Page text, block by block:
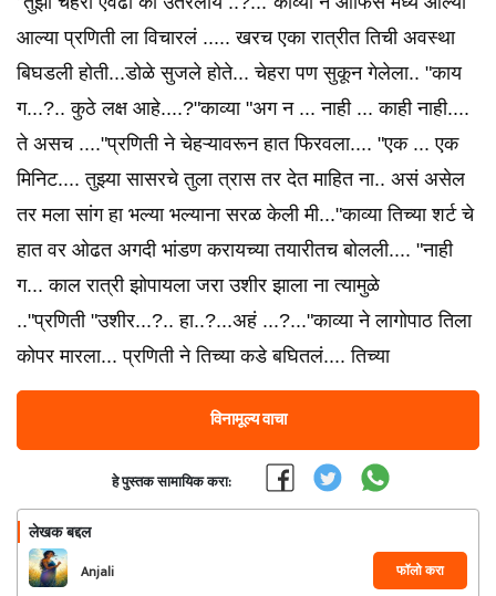
आल्या प्रणिती ला विचारलं ..... खरच एका रात्रीत तिची अवस्था
बिघडली होती...डोळे सुजले होते... चेहरा पण सुकून गेलेला.. "काय
ग...?.. कुठे लक्ष आहे....?"काव्या "अग न ... नाही ... काही नाही....
ते असच ...."प्रणिती ने चेहऱ्यावरून हात फिरवला.... "एक ... एक
मिनिट.... तुझ्या सासरचे तुला त्रास तर देत माहित ना.. असं असेल
तर मला सांग हा भल्या भल्याना सरळ केली मी..."काव्या तिच्या शर्ट चे
हात वर ओढत अगदी भांडण करायच्या तयारीतच बोलली.... "नाही
ग... काल रात्री झोपायला जरा उशीर झाला ना त्यामुळे
.."प्रणिती "उशीर...?.. हा..?...अहं ...?..."काव्या ने लागोपाठ तिला
कोपर मारला... प्रणिती ने तिच्या कडे बघितलं.... तिच्या
विनामूल्य वाचा
हे पुस्तक सामायिक करा:
लेखक बद्दल
Anjali फॉलो करा